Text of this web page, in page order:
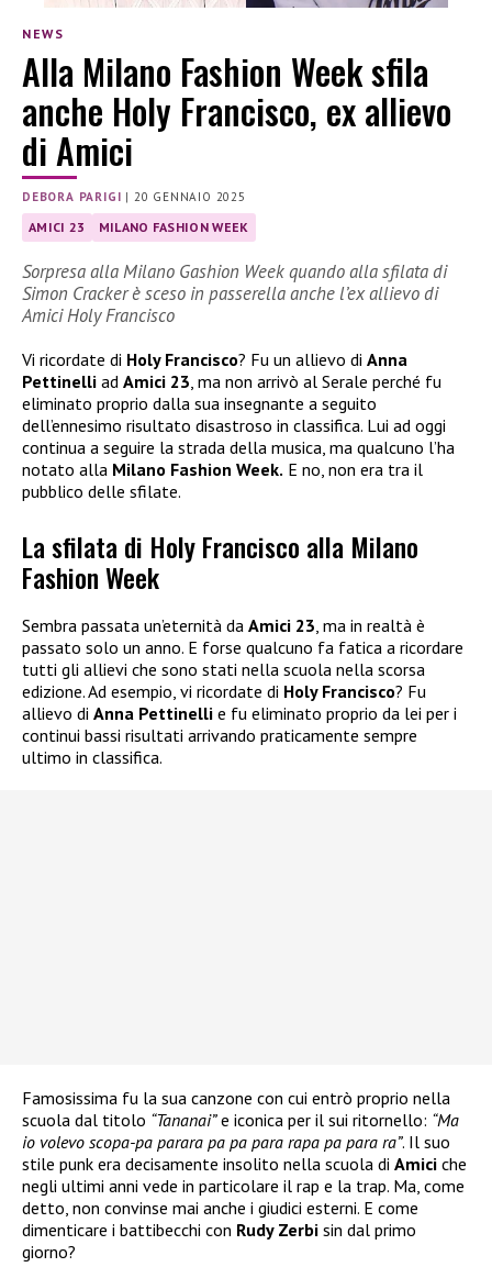
NEWS
Alla Milano Fashion Week sfila
anche Holy Francisco, ex allievo
di Amici
DEBORA PARIGI | 20 GENNAIO 2025
AMICI 23 MILANO FASHION WEEK
Sorpresa alla Milano Gashion Week quando alla sfilata di
Simon Cracker è sceso in passerella anche l’ex allievo di
Amici Holy Francisco
Vi ricordate di Holy Francisco? Fu un allievo di Anna
Pettinelli ad Amici 23, ma non arrivò al Serale perché fu
eliminato proprio dalla sua insegnante a seguito
dell’ennesimo risultato disastroso in classifica. Lui ad oggi
continua a seguire la strada della musica, ma qualcuno l’ha
notato alla Milano Fashion Week. E no, non era tra il
pubblico delle sfilate.
La sfilata di Holy Francisco alla Milano
Fashion Week
Sembra passata un’eternità da Amici 23, ma in realtà è
passato solo un anno. E forse qualcuno fa fatica a ricordare
tutti gli allievi che sono stati nella scuola nella scorsa
edizione. Ad esempio, vi ricordate di Holy Francisco? Fu
allievo di Anna Pettinelli e fu eliminato proprio da lei per i
continui bassi risultati arrivando praticamente sempre
ultimo in classifica.
Famosissima fu la sua canzone con cui entrò proprio nella
scuola dal titolo “Tananai”e iconica per il sui ritornello: “Ma
io volevo scopa-pa parara pa pa para rapa pa para ra”. Il suo
stile punk era decisamente insolito nella scuola di Amici che
negli ultimi anni vede in particolare il rap e la trap. Ma, come
detto, non convinse mai anche i giudici esterni. E come
dimenticare i battibecchi con Rudy Zerbi sin dal primo
giorno?